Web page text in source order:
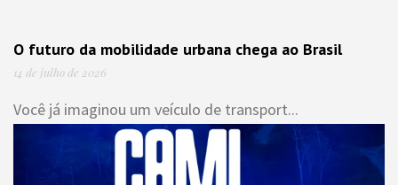
O futuro da mobilidade urbana chega ao Brasil
14 de julho de 2026
Você já imaginou um veículo de transport...